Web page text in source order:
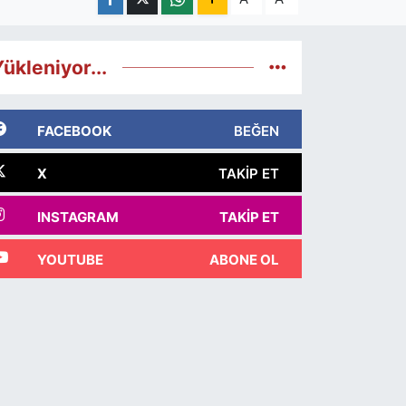
FACEBOOK BEĞEN
X TAKIP ET
INSTAGRAM TAKIP ET
YOUTUBE ABONE OL